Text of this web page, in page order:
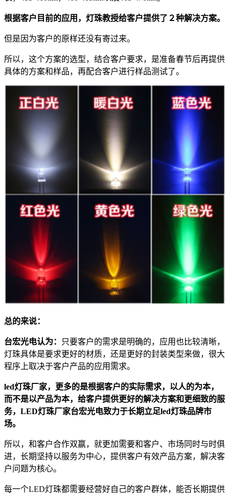
根据客户目前的应用，灯珠教授给客户提供了２种解决方案。
但是因为客户的原样还没有寄过来。
所以，这个方案的选型，结合客户要求，是准备春节后再提供
具体的方案和样品，再配合客户进行样品测试了。
总的来说：
台宏光电认为：
只要客户的需求是明确的，应用也比较清晰，
灯珠具体是要求更好的材质，还是更好的封装类型来做，很大
程序上取决于客户产品的应用需求。
led灯珠厂家，更多的是根据客户的实际需求，以人的为本，
而不是以产品为本，给客户提供更好的解决方案和更细致的服
务，LED灯珠厂家台宏光电致力于长期立足led灯珠品牌市
场。
所以，和客户合作双赢，就更加需要和客户、市场同时与时俱
进，长期坚持以服务为中心，提供客户有效产品方案，解决客
户问题为核心。
每一个LED灯珠都需要经营好自己的客户群体，能否长期提供